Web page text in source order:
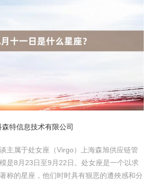
特信息技术有限公司
主属于处女座（Virgo）上海森旭供应链管
是8月23日至9月22日。处女座是一个以求
称的星座，他们时时具有狠恶的遭殃感和分